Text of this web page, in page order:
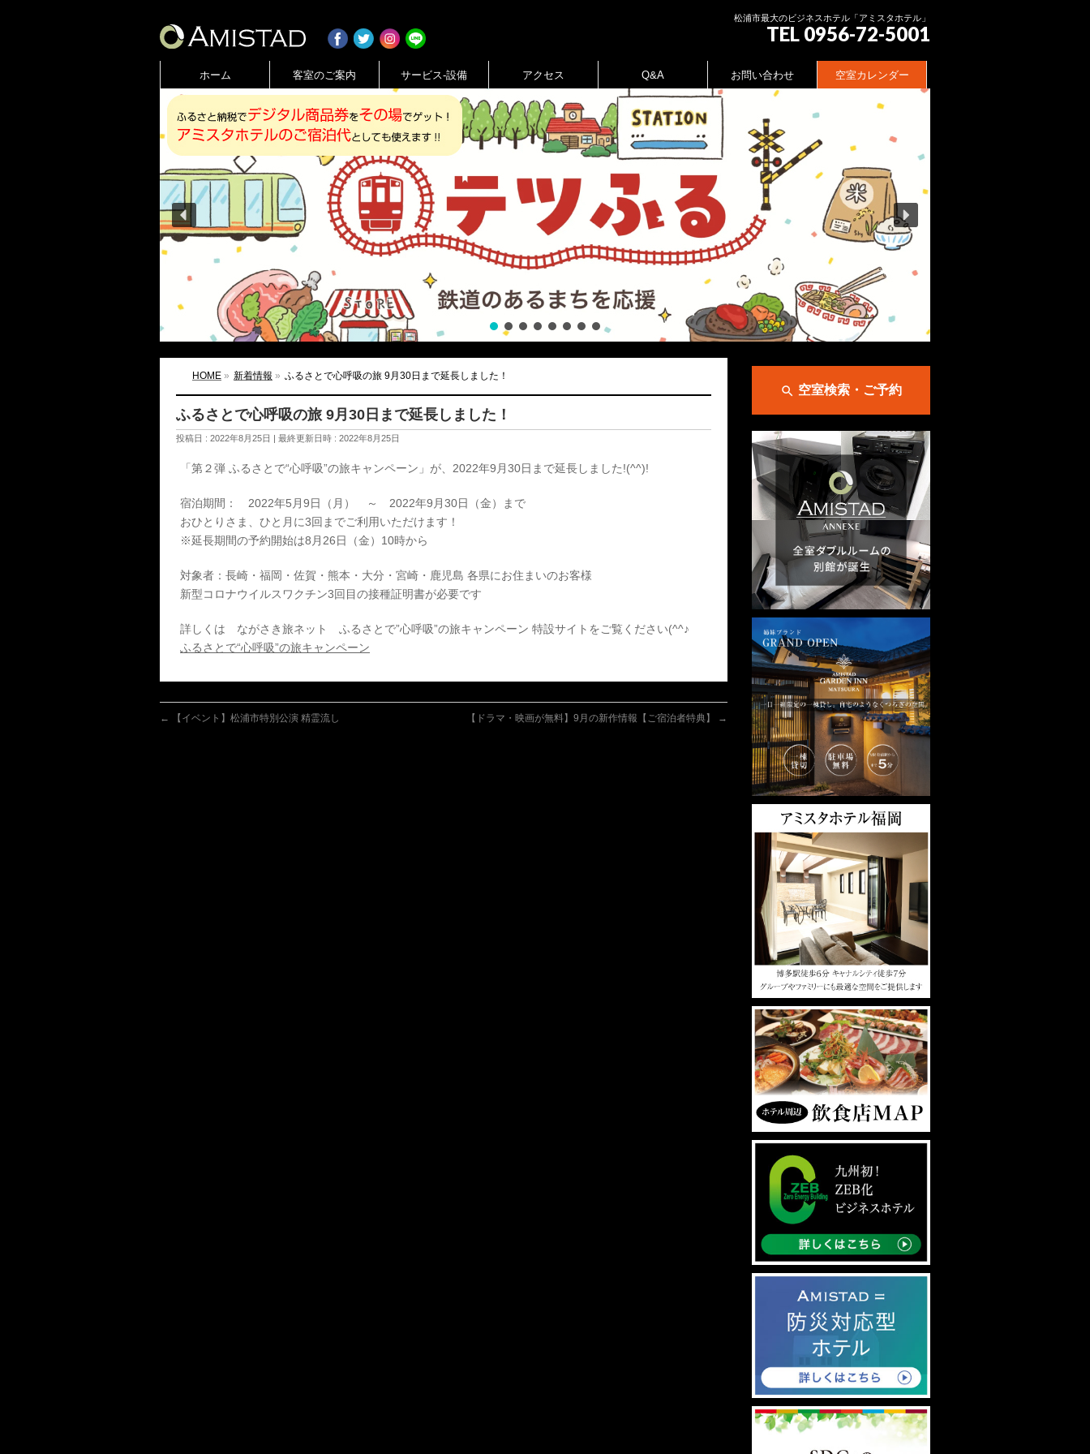
松浦市最大のビジネスホテル「アミスタホテル」
TEL 0956-72-5001
ホーム 客室のご案内 サービス-設備 アクセス Q&A お問い合わせ 空室カレンダー
HOME » 新着情報 » ふるさとで心呼吸の旅 9月30日まで延長しました！
ふるさとで心呼吸の旅 9月30日まで延長しました！
投稿日 : 2022年8月25日 最終更新日時 : 2022年8月25日
「第２弾 ふるさとで“心呼吸”の旅キャンペーン」が、2022年9月30日まで延長しました!(^^)!
宿泊期間： 2022年5月9日（月） ～ 2022年9月30日（金）まで
おひとりさま、ひと月に3回までご利用いただけます！
※延長期間の予約開始は8月26日（金）10時から
対象者：長崎・福岡・佐賀・熊本・大分・宮崎・鹿児島 各県にお住まいのお客様
新型コロナウイルスワクチン3回目の接種証明書が必要です
詳しくは ながさき旅ネット ふるさとで”心呼吸”の旅キャンペーン 特設サイトをご覧ください(^^♪
ふるさとで“心呼吸”の旅キャンペーン
← 【イベント】松浦市特別公演 精霊流し 【ドラマ・映画が無料】9月の新作情報【ご宿泊者特典】 →
 空室検索・ご予約